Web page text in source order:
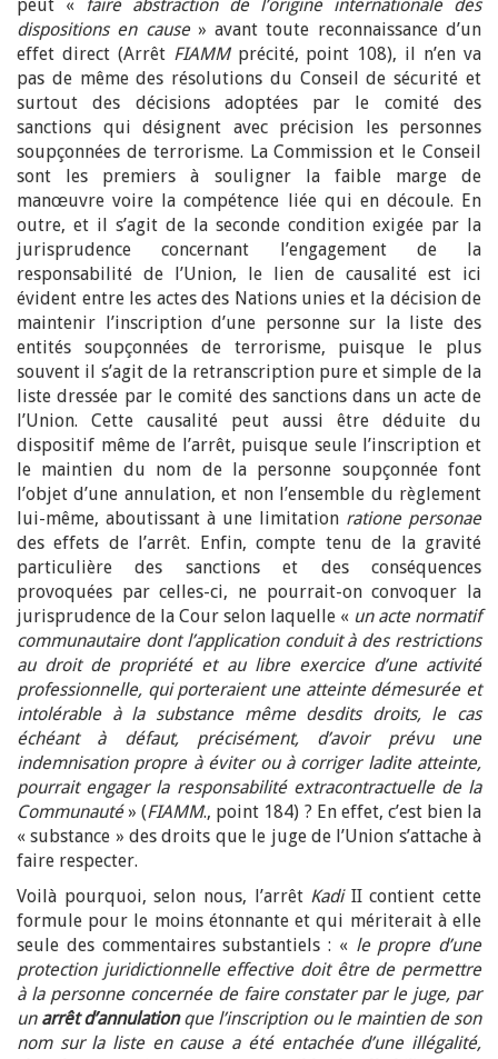
peut « faire abstraction de l’origine internationale des
dispositions en cause» avant toute reconnaissance d’un
effet direct (Arrêt FIAMMprécité, point 108), il n’en va
pas de même des résolutions du Conseil de sécurité et
surtout des décisions adoptées par le comité des
sanctions qui désignent avec précision les personnes
soupçonnées de terrorisme. La Commission et le Conseil
sont les premiers à souligner la faible marge de
manœuvre voire la compétence liée qui en découle. En
outre, et il s’agit de la seconde condition exigée par la
jurisprudence concernant l’engagement de la
responsabilité de l’Union, le lien de causalité est ici
évident entre les actes des Nations unies et la décision de
maintenir l’inscription d’une personne sur la liste des
entités soupçonnées de terrorisme, puisque le plus
souvent il s’agit de la retranscription pure et simple de la
liste dressée par le comité des sanctions dans un acte de
l’Union. Cette causalité peut aussi être déduite du
dispositif même de l’arrêt, puisque seule l’inscription et
le maintien du nom de la personne soupçonnée font
l’objet d’une annulation, et non l’ensemble du règlement
lui-même, aboutissant à une limitation ratione personae
des effets de l’arrêt. Enfin, compte tenu de la gravité
particulière des sanctions et des conséquences
provoquées par celles-ci, ne pourrait-on convoquer la
jurisprudence de la Cour selon laquelle « un acte normatif
communautaire dont l’application conduit à des restrictions
au droit de propriété et au libre exercice d’une activité
professionnelle, qui porteraient une atteinte démesurée et
intolérable à la substance même desdits droits, le cas
échéant à défaut, précisément, d’avoir prévu une
indemnisation propre à éviter ou à corriger ladite atteinte,
pourrait engager la responsabilité extracontractuelle de la
Communauté» (FIAMM., point 184) ? En effet, c’est bien la
« substance » des droits que le juge de l’Union s’attache à
faire respecter.
Voilà pourquoi, selon nous, l’arrêt Kadi II contient cette
formule pour le moins étonnante et qui mériterait à elle
seule des commentaires substantiels : « le propre d’une
protection juridictionnelle effective doit être de permettre
à la personne concernée de faire constater par le juge, par
un arrêt d’annulationque l’inscription ou le maintien de son
nom sur la liste en cause a été entachée d’une illégalité,